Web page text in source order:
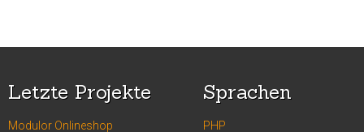
Letzte Projekte
Modulor Onlineshop
Sprachen
PHP